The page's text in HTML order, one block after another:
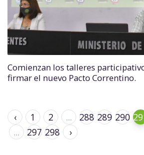
Comienzan los talleres
firmar el nuevo Pacto Correntino.
‹ 1 2 ... 288 289 290
...
297 298 ›